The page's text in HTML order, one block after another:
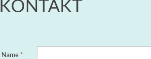
KONTAKT
Name*